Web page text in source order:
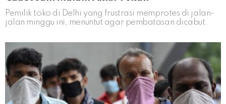
Pemilik toko di Delhi yang frustrasi memprotes di jalan-
jalan minggu ini, menuntut agar pembatasan dicabut.